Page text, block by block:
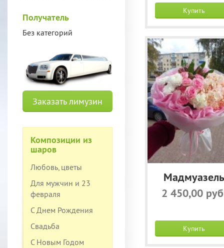
Получатель
Без категорий
Заказать лимузин
Композиции из
шаров
Любовь, цветы
Для мужчин и 23
февраля
С Днем Рождения
Свадьба
С Новым Годом
Купить
Мадмуазель
2 450,00
Купить